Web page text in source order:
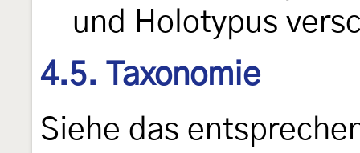
und Holotypus
4.5. Taxonomie
Siehe das